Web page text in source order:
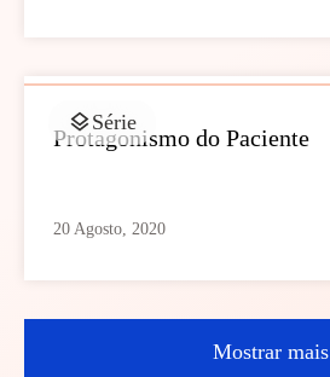
Série
Protagonismo do Paciente
20 Agosto, 2020
Mostrar mais